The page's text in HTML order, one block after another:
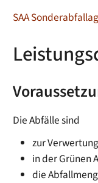
SAA
Die Abfälle sind
zur
in der Grünen
die